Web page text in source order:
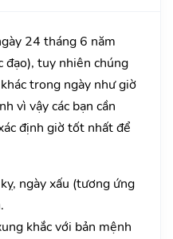
24 tháng 6 năm
đạo), tuy nhiên chúng
trong ngày như giờ
vì vậy các bạn cần
định giờ tốt nhất để
ngày xấu (tương ứng
khắc với bản mệnh